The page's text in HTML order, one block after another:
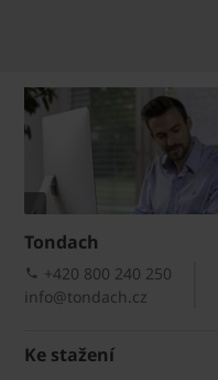
Tondach
+420 800 240 250
info@tondach.cz
Ke stažení